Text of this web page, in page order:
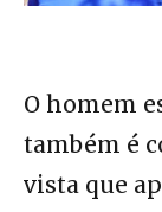
O homem
também é
vista que